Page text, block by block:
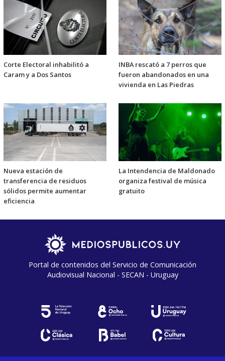
Corte Electoral inhabilitó a
Caram y a Dos Santos
INBA rescató a 7 perros que
fueron abandonados en una
vivienda en Las Piedras
Nueva estación de
transferencia de residuos
sólidos permite aumentar
eficiencia
La Intendencia de Maldonado
organiza festival de música
gratuito
Portal de contenidos del Servicio de Comunicación
Audiovisual Nacional - SECAN - Uruguay